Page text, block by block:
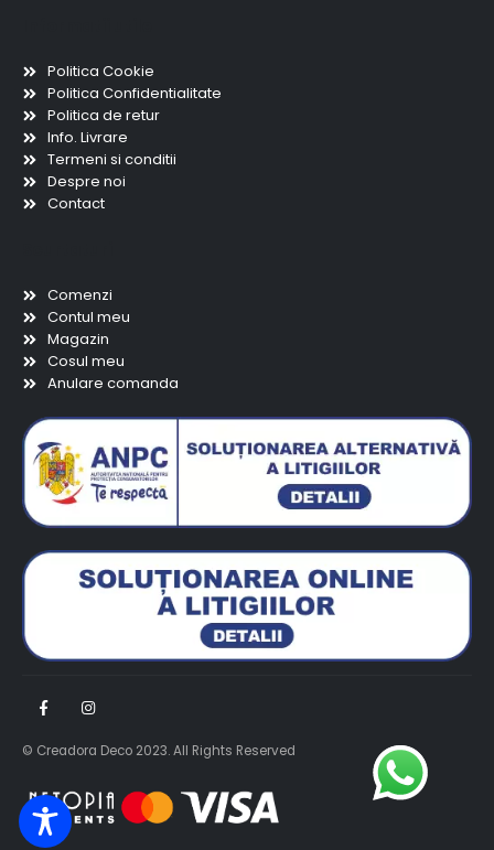
Politica Cookie
Politica Confidentialitate
Politica de retur
Info. Livrare
Termeni si conditii
Despre noi
Contact
Comenzi
Contul meu
Magazin
Cosul meu
Anulare comanda
© Creadora Deco 2023. All Rights Reserved